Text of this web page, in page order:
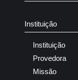
Instituição
Instituição
Provedora
Missão